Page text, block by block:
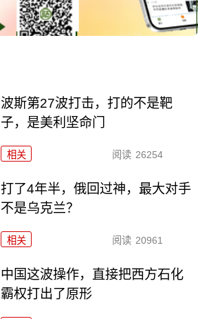
波斯第27波打击，打的不是靶
子，是美利坚命门
相关 阅读 26254
打了4年半，俄回过神，最大对手
不是乌克兰？
相关 阅读 20961
中国这波操作，直接把西方石化
霸权打出了原形